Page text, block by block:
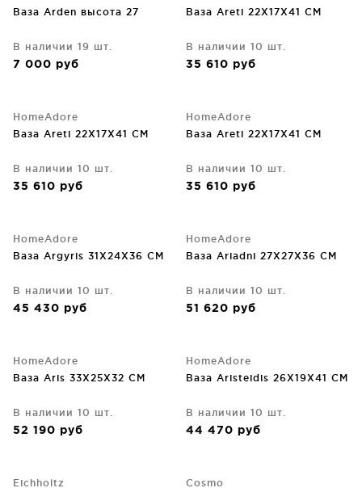
Ваза Arden высота 27
В наличии 19 шт.
7 000 руб
Ваза Areti 22X17X41 CM
В наличии 10 шт.
35 610 руб
HomeAdore
Ваза Areti 22X17X41 CM
В наличии 10 шт.
35 610 руб
HomeAdore
Ваза Areti 22X17X41 CM
В наличии 10 шт.
35 610 руб
HomeAdore
Ваза Argyris 31X24X36 CM
В наличии 10 шт.
45 430 руб
HomeAdore
Ваза Ariadni 27X27X36 CM
В наличии 10 шт.
51 620 руб
HomeAdore
Ваза Aris 33X25X32 CM
В наличии 10 шт.
52 190 руб
HomeAdore
Ваза Aristeidis 26X19X41 CM
В наличии 10 шт.
44 470 руб
Eichholtz
Cosmo